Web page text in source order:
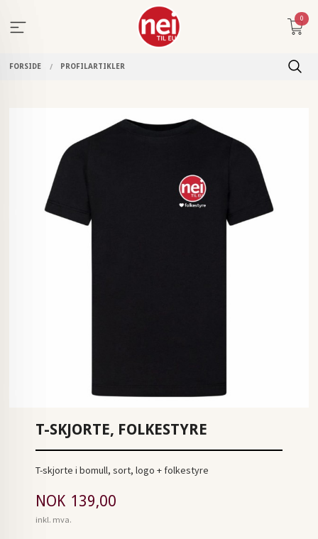
innholdet
0
FORSIDE PROFILARTIKLER
T-SKJORTE, FOLKESTYRE
T-skjorte i bomull, sort, logo + folkestyre
Pris
NOK 139,00
inkl. mva.